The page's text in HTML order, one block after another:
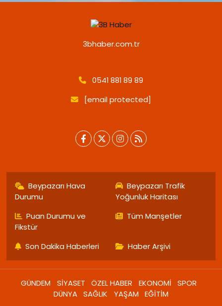
3bhaber.com.tr
0541 881 89 89
[email protected]
Beypazarı Hava
Durumu
Beypazarı Trafik
Yoğunluk Haritası
Puan Durumu ve
Fikstür
Tüm Manşetler
Son Dakika Haberleri Haber Arşivi
GÜNDEM SİYASET ÖZEL HABER EKONOMİ
SPOR
DÜNYA SAĞLIK YAŞAM EĞİTİM